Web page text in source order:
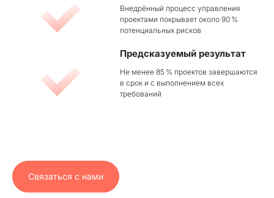
Внедрённый процесс управления
проектами покрывает около 90 %
потенциальных рисков
Предсказуемый результат
Не менее 85 % проектов завершаются
в срок и с выполнением всех
требований
Связаться с нами